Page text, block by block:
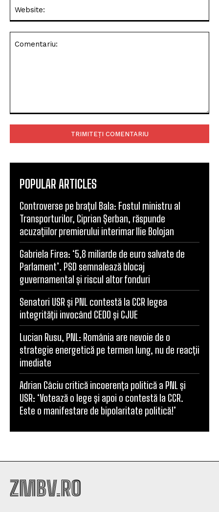
POPULAR ARTICLES
Controverse pe brațul Bala: Fostul ministru al
Transporturilor, Ciprian Șerban, răspunde
acuzațiilor premierului interimar Ilie Bolojan
Gabriela Firea: ‘5,8 miliarde de euro salvate de
Parlament’. PSD semnalează blocaj
guvernamental și riscul altor fonduri
Senatori USR și PNL contestă la CCR legea
integrității invocând CEDO și CJUE
Lucian Rusu, PNL: România are nevoie de o
strategie energetică pe termen lung, nu de reacții
imediate
Adrian Câciu critică incoerența politică a PNL și
USR: ‘Votează o lege și apoi o contestă la CCR.
Este o manifestare de bipolaritate politică!’
ZMBV.RO